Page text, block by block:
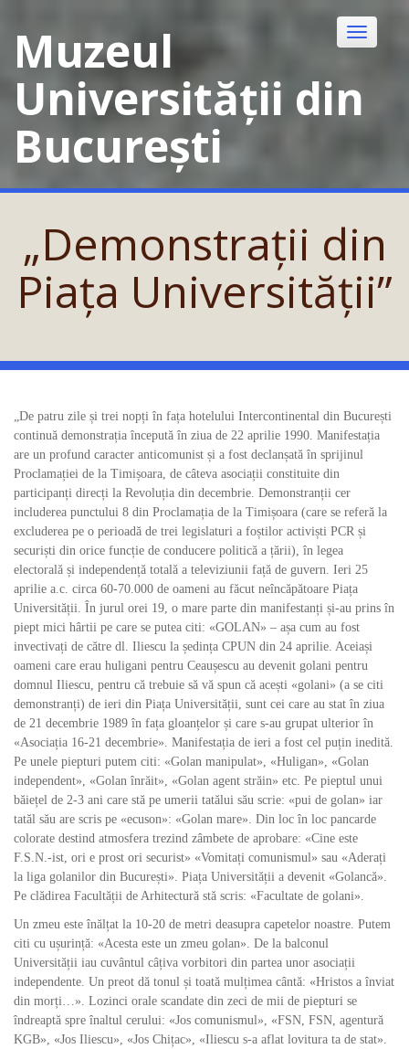
contentMuzeul
Universității din
București
Toggle
„Demonstrații din
Piața Universității”
„De patru zile și trei nopți în fața hotelului Intercontinental din București
continuă demonstrația începută în ziua de 22 aprilie 1990. Manifestația
are un profund caracter anticomunist și a fost declanșată în sprijinul
Proclamației de la Timișoara, de câteva asociații constituite din
participanți direcți la Revoluția din decembrie. Demonstranții cer
includerea punctului 8 din Proclamația de la Timișoara (care se referă la
excluderea pe o perioadă de trei legislaturi a foștilor activiști PCR și
securiști din orice funcție de conducere politică a țării), în legea
electorală și independență totală a televiziunii față de guvern. Ieri 25
aprilie a.c. circa 60-70.000 de oameni au făcut neîncăpătoare Piața
Universității. În jurul orei 19, o mare parte din manifestanți și-au prins în
piept mici hârtii pe care se putea citi: «GOLAN» – așa cum au fost
invectivați de către dl. Iliescu la ședința CPUN din 24 aprilie. Aceiași
oameni care erau huligani pentru Ceaușescu au devenit golani pentru
domnul Iliescu, pentru că trebuie să vă spun că acești «golani» (a se citi
demonstranți) de ieri din Piața Universității, sunt cei care au stat în ziua
de 21 decembrie 1989 în fața gloanțelor și care s-au grupat ulterior în
«Asociația 16-21 decembrie». Manifestația de ieri a fost cel puțin inedită.
Pe unele piepturi putem citi: «Golan manipulat», «Huligan», «Golan
independent», «Golan înrăit», «Golan agent străin» etc. Pe pieptul unui
băiețel de 2-3 ani care stă pe umerii tatălui său scrie: «pui de golan» iar
tatăl său are scris pe «ecuson»: «Golan mare». Din loc în loc pancarde
colorate destind atmosfera trezind zâmbete de aprobare: «Cine este
F.S.N.-ist, ori e prost ori securist» «Vomitați comunismul» sau «Aderați
la liga golanilor din București». Piața Universității a devenit «Golancă».
Pe clădirea Facultății de Arhitectură stă scris: «Facultate de golani».
Un zmeu este înălțat la 10-20 de metri deasupra capetelor noastre. Putem
citi cu ușurință: «Acesta este un zmeu golan». De la balconul
Universității iau cuvântul câțiva vorbitori din partea unor asociații
independente. Un preot dă tonul și toată mulțimea cântă: «Hristos a înviat
din morți…». Lozinci orale scandate din zeci de mii de piepturi se
îndreaptă spre înaltul cerului: «Jos comunismul», «FSN, FSN, agentură
KGB», «Jos Iliescu», «Jos Chițac», «Iliescu s-a aflat lovitura ta de stat».